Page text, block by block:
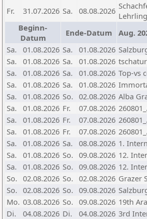
Fr.
31.07.2026 Sa. 08.08.2026
Beginn-
Datum
Ende-Datum
Aug.
Sa.
01.08.2026 Sa. 01.08.2026
Sa.
01.08.2026 Sa. 01.08.2026
Sa.
01.08.2026 Sa. 01.08.2026 Top-vs
Sa.
01.08.2026 Sa. 01.08.2026
Sa.
01.08.2026 So. 02.08.2026 Alba
Sa.
01.08.2026 Fr. 07.08.2026
Sa.
01.08.2026 Fr. 07.08.2026
Sa.
01.08.2026 Fr. 07.08.2026
Sa.
01.08.2026 Sa. 08.08.2026 1.
Sa.
01.08.2026 So. 09.08.2026 12.
Sa.
01.08.2026 So. 09.08.2026 12.
So. 02.08.2026 So. 02.08.2026 Grazer
So. 02.08.2026 So. 09.08.2026
Mo. 03.08.2026 So. 09.08.2026 19th
Di.
04.08.2026 Di. 04.08.2026 3rd